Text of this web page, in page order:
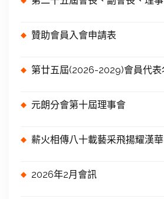
贊助會員入會申請表
第廿五屆(2026-2029)會員代表
元朗分會第十屆理事會
薪火相傳八十載藝采飛揚耀漢華
2026年2月會訊